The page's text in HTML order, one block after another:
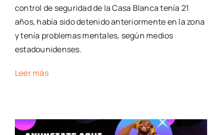
control de seguridad de la Casa Blanca tenía 21
años, había sido detenido anteriormente en la zona
y tenía problemas mentales, según medios
estadounidenses.
Leer más